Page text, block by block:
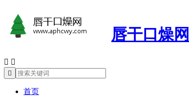
唇干口燥网
 

首页